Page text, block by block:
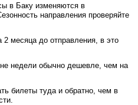
в Баку изменяются в
направления проверяйте
месяца до отправления, в это
недели обычно дешевле, чем на
билеты туда и обратно, чем в